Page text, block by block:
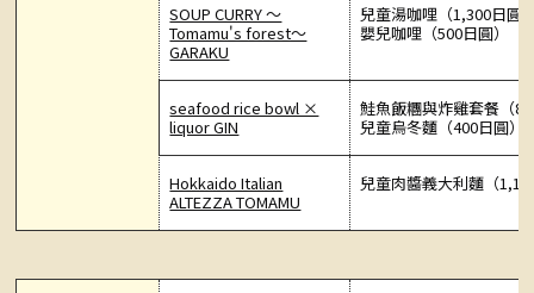
SOUP CURRY 〜
Tomamu's forest〜
GARAKU
兒童湯咖哩（1,300日圓
嬰兒咖哩（500日圓）
seafood rice bowl ×
liquor GIN
鮭魚飯糰與炸雞套餐（
兒童烏冬麵（400日圓）
Hokkaido Italian
ALTEZZA TOMAMU
兒童肉醬義大利麵（